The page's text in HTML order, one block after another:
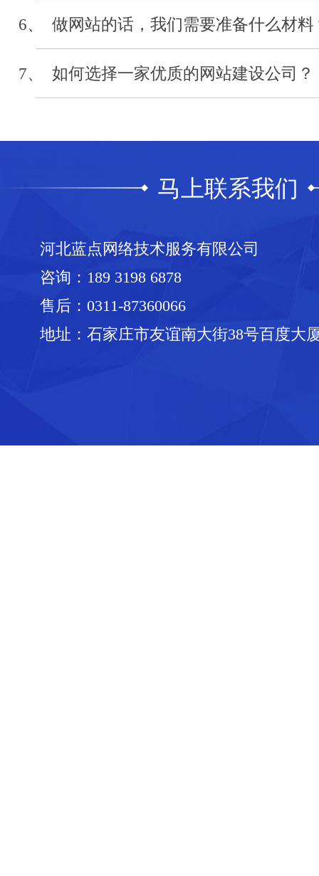
网站制作
6、 做网站的话，我们需要准备什么材料
7、 如何选择一家优质的网站建设公司？
马上联系我们
河北蓝点网络技术服务有限公司
咨询： 189 3198 6878
售后： 0311-87360066
地址：石家庄市友谊南大街38号百度大